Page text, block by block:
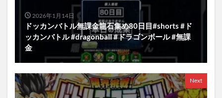
2026年1月14日
ドッカンバトル無課金龍石集め80日目#shorts #ド
ッカンバトル #dragonball #ドラゴンボール #無課
金
Next